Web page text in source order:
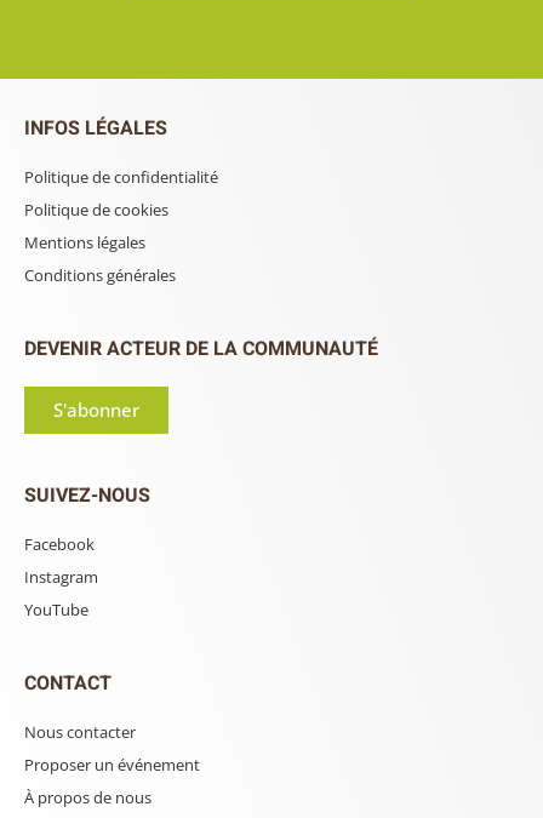
INFOS LÉGALES
Politique de confidentialité
Politique de cookies
Mentions légales
Conditions générales
DEVENIR ACTEUR DE LA COMMUNAUTÉ
S'abonner
SUIVEZ-NOUS
Facebook
Instagram
YouTube
CONTACT
Nous contacter
Proposer un événement
À propos de nous